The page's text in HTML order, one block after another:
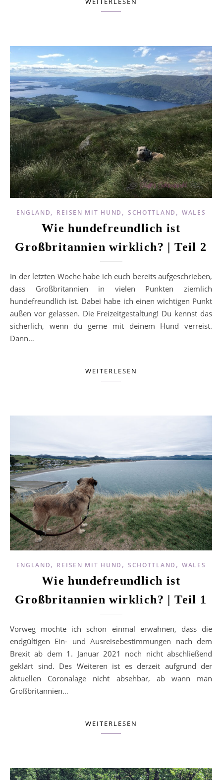
ENGLAND, REISEN MIT HUND , SCHOTTLAND , WALES
Wie hundefreundlich ist
Großbritannien wirklich? | Teil 2
In der letzten Woche habe ich euch bereits aufgeschrieben,
dass Großbritannien in vielen Punkten ziemlich
hundefreundlich ist. Dabei habe ich einen wichtigen Punkt
außen vor gelassen. Die Freizeitgestaltung! Du kennst das
sicherlich, wenn du gerne mit deinem Hund verreist.
Dann…
WEITERLESEN
ENGLAND, REISEN MIT HUND , SCHOTTLAND , WALES
Wie hundefreundlich ist
Großbritannien wirklich? | Teil 1
Vorweg möchte ich schon einmal erwähnen, dass die
endgültigen Ein- und Ausreisebestimmungen nach dem
Brexit ab dem 1. Januar 2021 noch nicht abschließend
geklärt sind. Des Weiteren ist es derzeit aufgrund der
aktuellen Coronalage nicht absehbar, ab wann man
Großbritannien…
WEITERLESEN